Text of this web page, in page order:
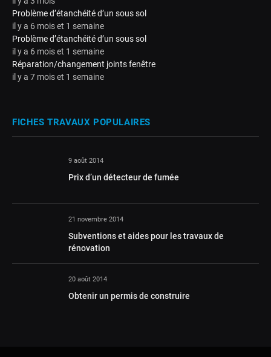
Problème d’étanchéité d’un sous sol
il y a 6 mois et 1 semaine
Problème d’étanchéité d’un sous sol
il y a 6 mois et 1 semaine
Réparation/changement joints fenêtre
il y a 7 mois et 1 semaine
FICHES TRAVAUX POPULAIRES
9 août 2014
Prix d’un détecteur de fumée
21 novembre 2014
Subventions et aides pour les travaux de
rénovation
20 août 2014
Obtenir un permis de construire